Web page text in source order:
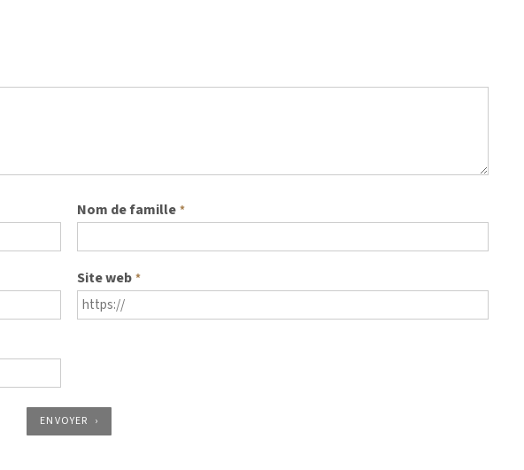
Nom de famille *
Site web *
ENVOYER